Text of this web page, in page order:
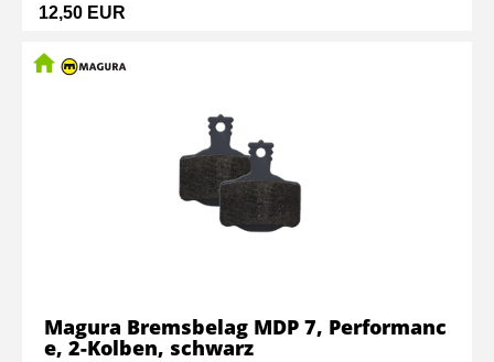
12,50 EUR
Magura Bremsbelag MDP 7, Performanc
e, 2-Kolben, schwarz